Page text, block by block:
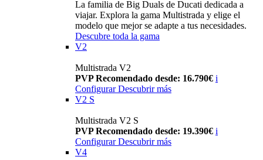
La familia de Big Duals de Ducati dedicada a
viajar. Explora la gama Multistrada y elige el
modelo que mejor se adapte a tus necesidades.
Descubre toda la gama
V2
Multistrada V2
PVP Recomendado desde: 16.790€ i
Configurar Descubrir más
V2 S
Multistrada V2 S
PVP Recomendado desde: 19.390€ i
Configurar Descubrir más
V4